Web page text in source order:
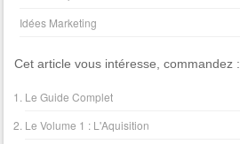
Idées Marketing
Cet article vous intéresse, commandez :
Le Guide Complet
Le Volume 1 : L'Aquisition